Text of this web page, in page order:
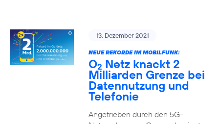
13. Dezember 2021
NEUE REKORDE IM MOBILFUNK:
O2 Netz knackt 2
Milliarden Grenze bei
Datennutzung und
Telefonie
Angetrieben durch den 5G-